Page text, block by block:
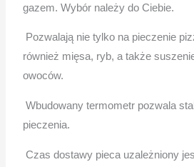
gazem. Wybór należy do Ciebie.
Pozwalają nie tylko na pieczenie
również mięsa, ryb, a także
owoców.
Wbudowany termometr pozwala
pieczenia.
Czas dostawy pieca uzależniony